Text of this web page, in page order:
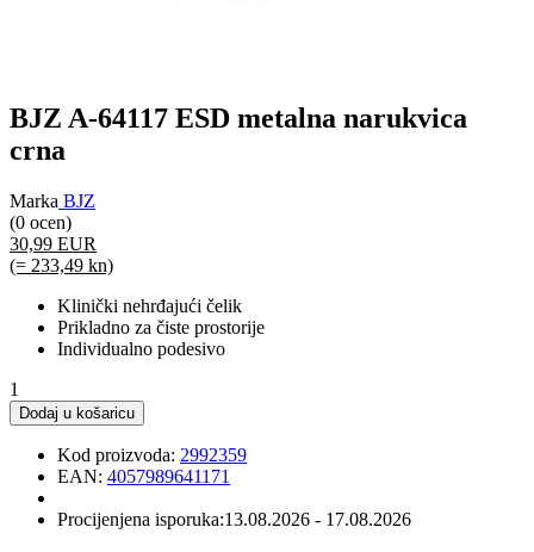
BJZ A-64117 ESD metalna narukvica
crna
Marka BJZ
(0 ocen)
30,99 EUR
(= 233,49 kn)
Klinički nehrđajući čelik
Prikladno za čiste prostorije
Individualno podesivo
1
Dodaj u košaricu
Kod proizvoda: 2992359
EAN: 4057989641171
Procijenjena isporuka:13.08.2026 - 17.08.2026